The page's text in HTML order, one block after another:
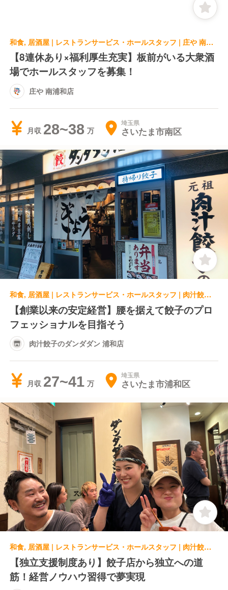
和食, 居酒屋 | レストランサービス・ホールスタッフ | 庄や 南浦和店
【8連休あり×福利厚生充実】板前がいる大衆酒
場でホールスタッフを募集！
庄や 南浦和店
月収 28~38 埼玉県
さいたま市南区
和食, 居酒屋 | レストランサービス・ホールスタッフ | 肉汁餃子のダンダダン 浦和店
【創業以来の安定経営】腰を据えて餃子のプロ
フェッショナルを目指そう
肉汁餃子のダンダダン 浦和店
月収 27~41 埼玉県
さいたま市浦和区
和食, 居酒屋 | レストランサービス・ホールスタッフ | 肉汁餃子のダンダダン 所沢店
【独立支援制度あり】餃子店から独立への道
筋！経営ノウハウ習得で夢実現